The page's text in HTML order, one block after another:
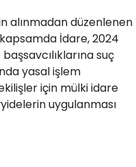
alınmadan düzenlenen
İdare, 2024
suç
yasal işlem
için mülki idare
uygulanması